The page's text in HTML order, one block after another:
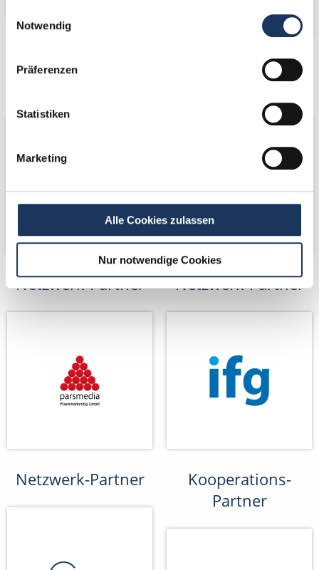
Notwendig
Präferenzen
Statistiken
Marketing
Alle Cookies zulassen
Nur notwendige Cookies
Kooperations-
Kooperations-
Netzwerk-Partner Netzwerk-Partner
Netzwerk-Partner
Kooperations-
Partner